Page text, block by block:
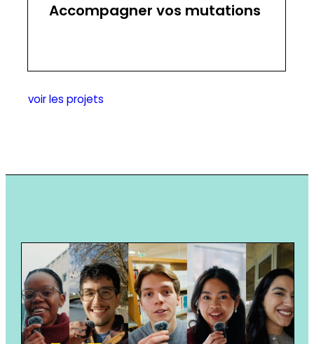
Accompagner vos mutations
voir les projets